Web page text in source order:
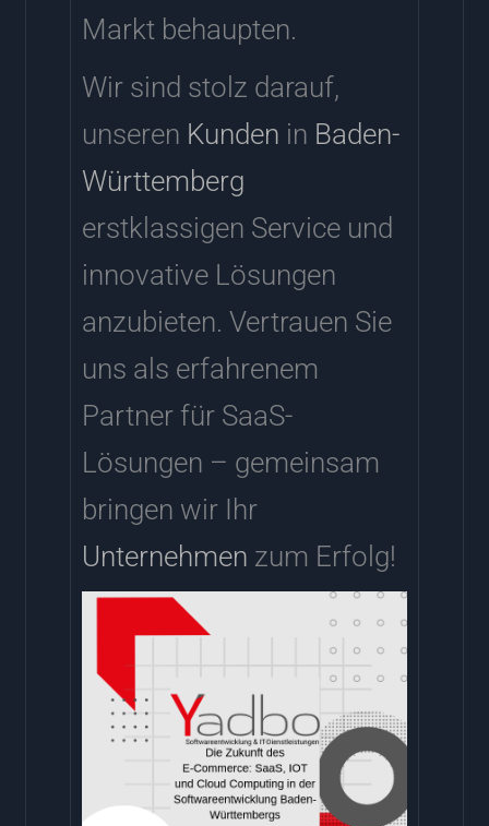
Markt behaupten.
Wir sind stolz darauf,
unseren Kunden in Baden-
Württemberg
erstklassigen Service und
innovative Lösungen
anzubieten. Vertrauen Sie
uns als erfahrenem
Partner für SaaS-
Lösungen – gemeinsam
bringen wir Ihr
Unternehmen zum Erfolg!